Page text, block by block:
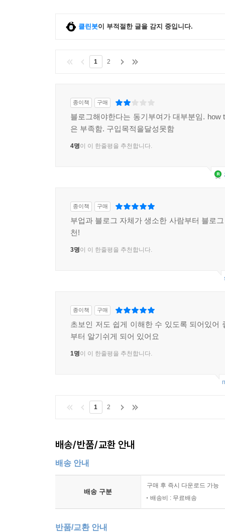
클린봇이 부적절한 글을 감지 중입니다.
1 2
종이책 구매
블로그해야한다는 동기부여가 대부분임. how
은 부족함. 구입목적을달성못함
4명이 이 한줄평을 추천합니다.
종이책 구매
부업과 블로그 자체가 생소한 사람부터 블로
천!
3명이 이 한줄평을 추천합니다.
종이책 구매
초보인 저도 쉽게 이해한 수 있도록 되어있어
부터 알기쉬게 되어 있어요
1명이 이 한줄평을 추천합니다.
1 2
배송/반품/교환 안내
배송 안내
배송 구분
구매 후 즉시 다운로드 가능
배송비 : 무료배송
반품/교환 안내